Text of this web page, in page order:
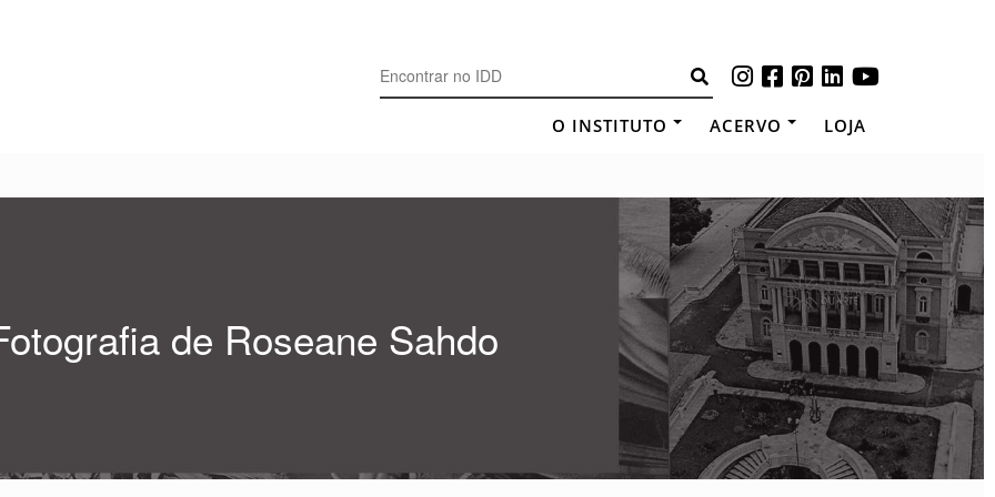
O INSTITUTO ACERVO LOJA
de Roseane Sahdo